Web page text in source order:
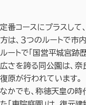
定番コースにプラスし
方は、３つのルートで市
ルートで「国営平城宮跡
広さを誇る同公園は、
復原が行われています。
なかでも、称徳天皇の